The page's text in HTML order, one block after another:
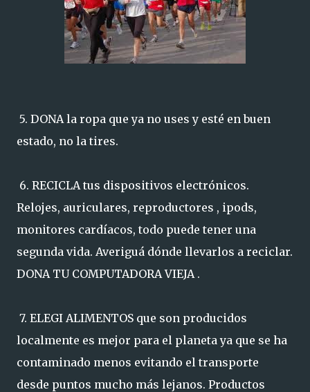
5. DONA la ropa que ya no uses y esté en buen
estado, no la tires.
6. RECICLA tus dispositivos electrónicos.
Relojes, auriculares, reproductores , ipods,
monitores cardíacos, todo puede tener una
segunda vida. Averiguá dónde llevarlos a reciclar.
DONA TU COMPUTADORA VIEJA .
7. ELEGI ALIMENTOS que son producidos
localmente es mejor para el planeta ya que se ha
contaminado menos evitando el transporte
desde puntos mucho más lejanos. Productos